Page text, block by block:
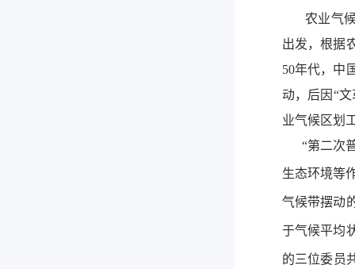
农业气候
出发，根据
50年代，中
动，后因“
业气候区划
“第二次普
生态环境等
气候带摆动
于气候平均
的三位委员